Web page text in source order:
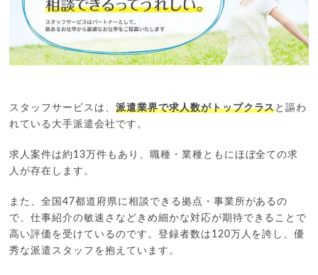
スタッフサービスは、派遣業界で求人数がトップクラスと謳わ
れている大手派遣会社です。
求人案件は約13万件もあり、職種・業種ともにほぼ全ての求
人が存在します。
また、全国47都道府県に相談できる拠点・事業所があるの
で、仕事紹介の敏速さなどきめ細かな対応が期待できることで
高い評価を受けているのです。登録者数は120万人を誇し、優
秀な派遣スタッフを抱えています。